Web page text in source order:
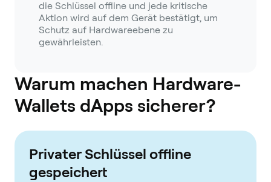
die Schlüssel offline und jede kritische
Aktion wird auf dem Gerät bestätigt, um
Schutz auf Hardwareebene zu
gewährleisten.
Warum machen Hardware-
Wallets dApps sicherer?
Privater Schlüssel offline
gespeichert